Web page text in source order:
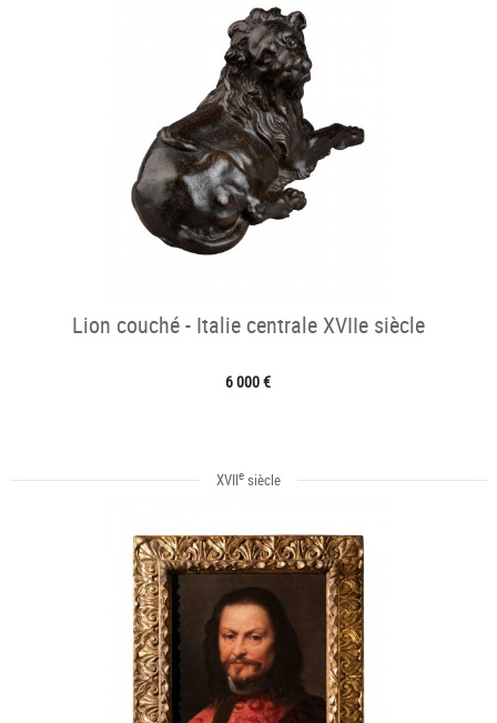
Lion couché - Italie centrale XVIIe siècle
6 000 €
XVIIesiècle